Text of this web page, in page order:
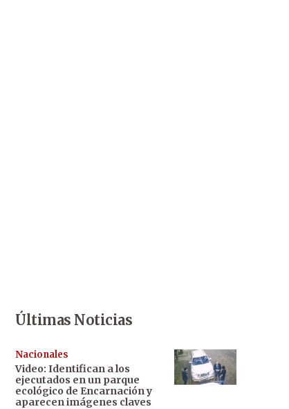
Últimas Noticias
Nacionales
Video: Identifican a los
ejecutados en un parque
ecológico de Encarnación y
aparecen imágenes claves